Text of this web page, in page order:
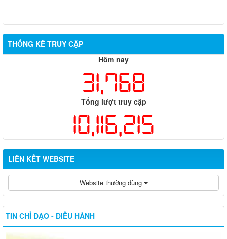
THỐNG KÊ TRUY CẬP
Hôm nay
31,768
Tổng lượt truy cập
10,116,215
LIÊN KẾT WEBSITE
Website thường dùng
TIN CHỈ ĐẠO - ĐIỀU HÀNH